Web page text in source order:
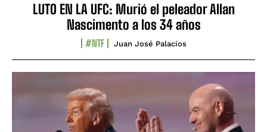
LUTO EN LA UFC: Murió el peleador Allan
Nascimento a los 34 años
#NTF Juan José Palacios